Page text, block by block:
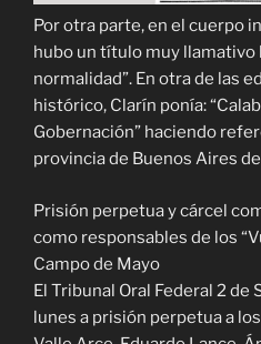
Por otra parte, en el cuerpo
hubo un título muy llamativo
normalidad”. En otra de las
histórico, Clarín ponía:
Gobernación” haciendo
provincia de Buenos Aires
Prisión perpetua y cárcel
como responsables de los
Campo de Mayo
El Tribunal Oral Federal 2
lunes a prisión perpetua a